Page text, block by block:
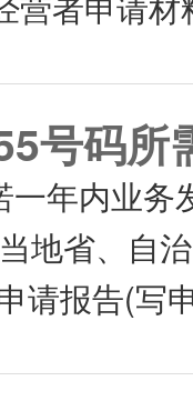
号码所
一年内业
地省、自
请报告(写